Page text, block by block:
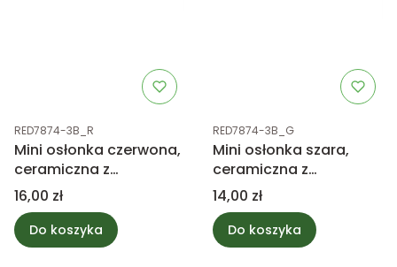
Kod produktu
RED7874-3B_R
Mini osłonka czerwona,
ceramiczna z
serduszkiem 7,5cm
Cena
16,00 zł
Do koszyka
Kod produktu
RED7874-3B_G
Mini osłonka szara,
ceramiczna z
serduszkiem 7,5cm
Cena
14,00 zł
Do koszyka